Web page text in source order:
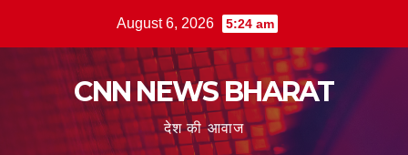
August 6, 2026 5:24 am
CNN NEWS BHARAT
देश की आवाज